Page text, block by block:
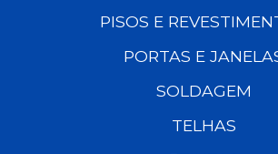
PISOS E
PORTAS E
SOLDAGEM
TELHAS